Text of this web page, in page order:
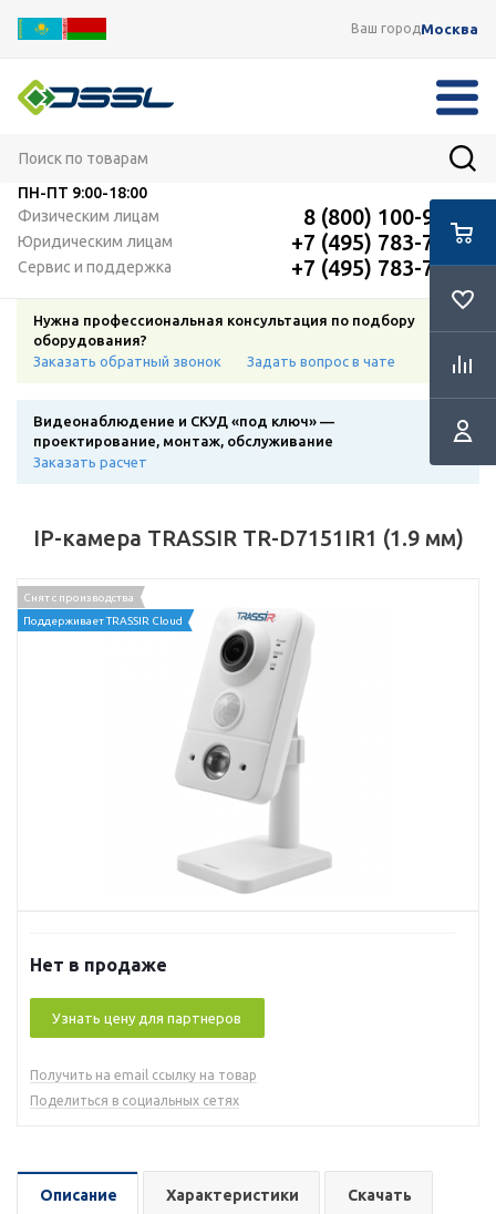
Ваш городМосква
ПН-ПТ 9:00-18:00
Физическим лицам
8 (800) 100-91-12
Юридическим лицам +7 (495) 783-72-87
Сервис и поддержка +7 (495) 783-72-87
Нужна профессиональная консультация по подбору
оборудования?
Заказать обратный звонок
Задать вопрос в чате
Видеонаблюдение и СКУД «под ключ» —
проектирование, монтаж, обслуживание
Заказать расчет
IP-камера TRASSIR TR-D7151IR1 (1.9 мм)
Снят с производства
Поддерживает TRASSIR Cloud
Нет в продаже
Узнать цену для партнеров
Получить на email ссылку на товар
Поделиться в социальных сетях
Описание Характеристики Скачать